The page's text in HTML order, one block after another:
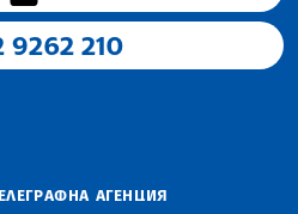
9262 210
АГЕНЦИЯ